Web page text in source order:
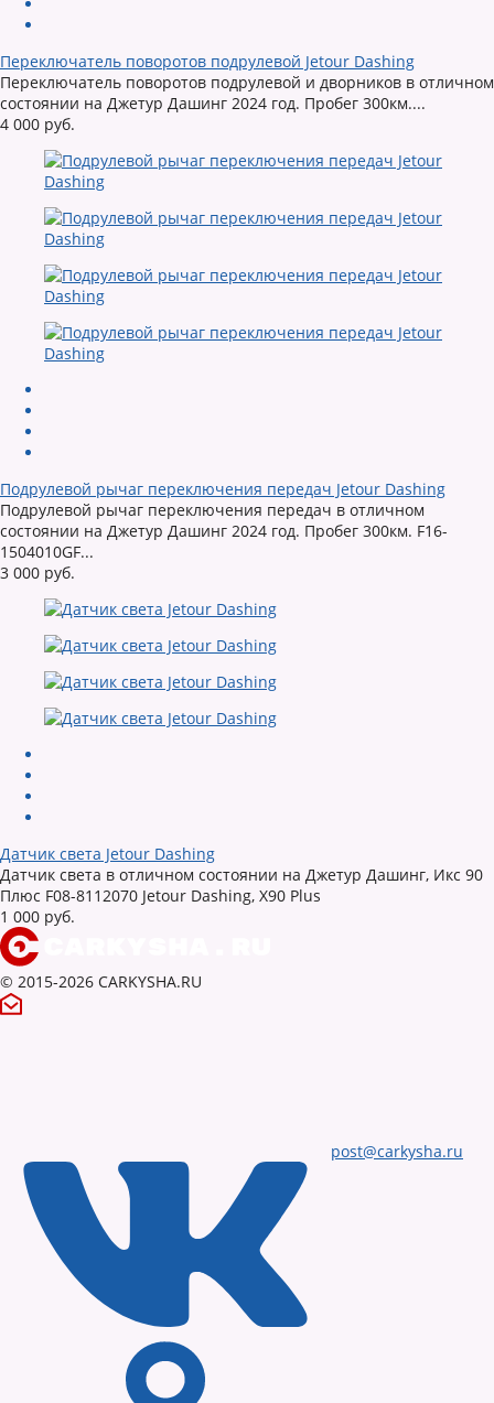
Переключатель поворотов подрулевой Jetour Dashing
Переключатель поворотов подрулевой и дворников в отличном
состоянии на Джетур Дашинг 2024 год. Пробег 300км....
4 000 руб.
Подрулевой рычаг переключения передач Jetour Dashing
Подрулевой рычаг переключения передач в отличном
состоянии на Джетур Дашинг 2024 год. Пробег 300км. F16-
1504010GF...
3 000 руб.
Датчик света Jetour Dashing
Датчик света в отличном состоянии на Джетур Дашинг, Икс 90
Плюс F08-8112070 Jetour Dashing, X90 Plus
1 000 руб.
© 2015-2026 CARKYSHA.RU
post@carkysha.ru